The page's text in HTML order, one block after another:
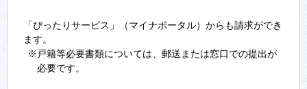
「ぴったりサービス」（マイナポータル）からも請求ができ
ます。
※戸籍等必要書類については、郵送または窓口での提出が
必要です。